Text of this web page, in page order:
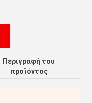
Περιγραφή του
προϊόντος